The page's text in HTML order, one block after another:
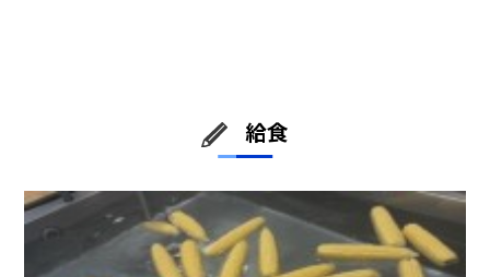
給食